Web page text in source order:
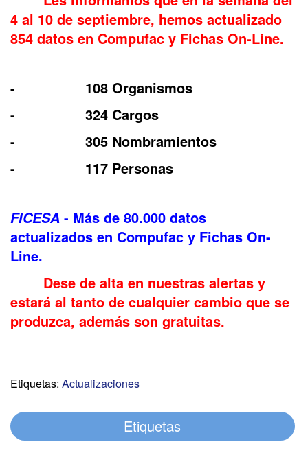
4 al 10 de septiembre, hemos actualizado
854 datos en Compufac y Fichas On-Line.
- 108 Organismos
- 324 Cargos
- 305 Nombramientos
- 117 Personas
FICESA - Más de 80.000 datos
actualizados en Compufac y Fichas On-
Line.
Dese de alta en nuestras alertas y
estará al tanto de cualquier cambio que se
produzca, además son gratuitas.
Etiquetas: Actualizaciones
Etiquetas